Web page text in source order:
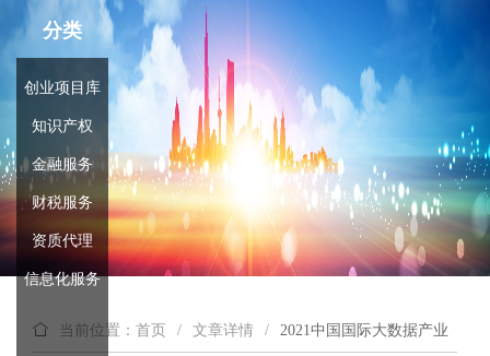
分类
创业项目库
知识产权
金融服务
财税服务
资质代理
信息化服务
当前位置：首页 / 文章详情 / 2021中国国际大数据产业